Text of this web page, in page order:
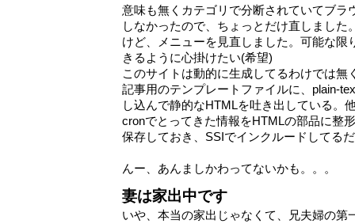
意味も無くカテゴリで分断されていてブラ
しなかったので、ちょっとだけ直しました
けど、メニューを見直しました。可能な限
きるように心掛けたい(希望)
このサイトは動的に生成してるわけでは無
記事用のテンプレートファイルに、plain-
し込んで静的なHTMLを吐き出している。
cronでとってきた情報をHTMLの部品に整
保存しておき、SSIでインクルードしてる
んー、あんましかわってないかも。。。
妻は家出中です
いや、本当の家出じゃなくて、兄夫婦の第